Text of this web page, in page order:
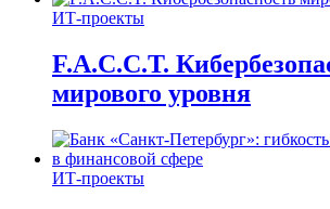
ИТ-проекты
F.A.C.C.T.
мирового уровня
ИТ-проекты